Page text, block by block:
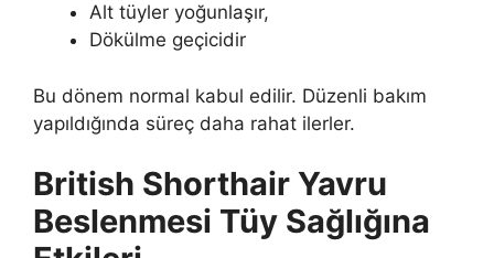
Alt tüyler yoğunlaşır,
Dökülme geçicidir
Bu dönem normal kabul edilir. Düzenli bakım
yapıldığında süreç daha rahat ilerler.
British Shorthair Yavru
Beslenmesi Tüy Sağlığına